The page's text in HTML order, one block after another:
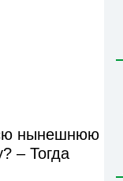
нынешнюю
– Тогда